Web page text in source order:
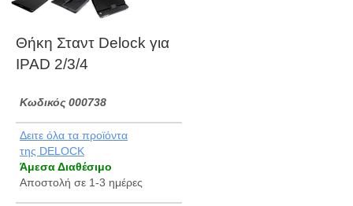
Θήκη Σταντ Delock για
IPAD 2/3/4
Kωδικός 000738
Δειτε όλα τα προϊόντα
της DELOCK
Άμεσα Διαθέσιμο
Αποστολή σε 1-3 ημέρες